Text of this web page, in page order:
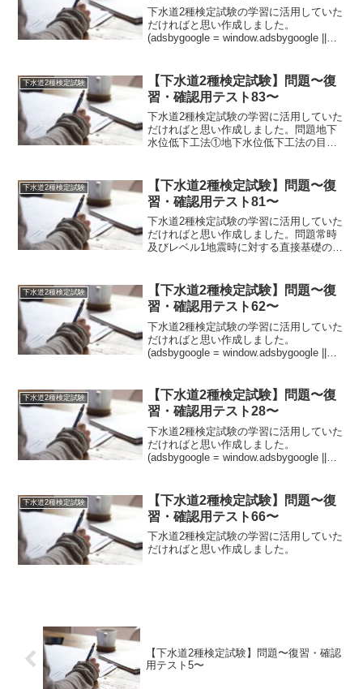
下水道2種検定試験の学習に活用していた
だければと思い作成しました。
(adsbygoogle = window.adsbygoogle ||
流管きょと...
下水道2種検定試験
【下水道2種検定試験】問題〜復
習・確認用テスト83〜
下水道2種検定試験の学習に活用していた
だければと思い作成しました。問題地下
水位低下工法①地下水位低下工法の目的
代表的なものに【A:ディープウェル・B:
ウェルポイント...
下水道2種検定試験
【下水道2種検定試験】問題〜復
習・確認用テスト81〜
下水道2種検定試験の学習に活用していた
だければと思い作成しました。問題常時
及びレベル1地震時に対する直接基礎の照
以上・B:以下】とする。〇直接基礎に作
用する荷重の合力...
下水道2種検定試験
【下水道2種検定試験】問題〜復
習・確認用テスト62〜
下水道2種検定試験の学習に活用していた
だければと思い作成しました。
(adsbygoogle = window.adsbygoogle ||
る。②流...
下水道2種検定試験
【下水道2種検定試験】問題〜復
習・確認用テスト28〜
下水道2種検定試験の学習に活用していた
だければと思い作成しました。
(adsbygoogle = window.adsbygoogle ||
気性細菌...
下水道2種検定試験
【下水道2種検定試験】問題〜復
習・確認用テスト66〜
下水道2種検定試験の学習に活用していた
だければと思い作成しました。
【下水道2種検定試験】問題〜復習・確認
用テスト5〜